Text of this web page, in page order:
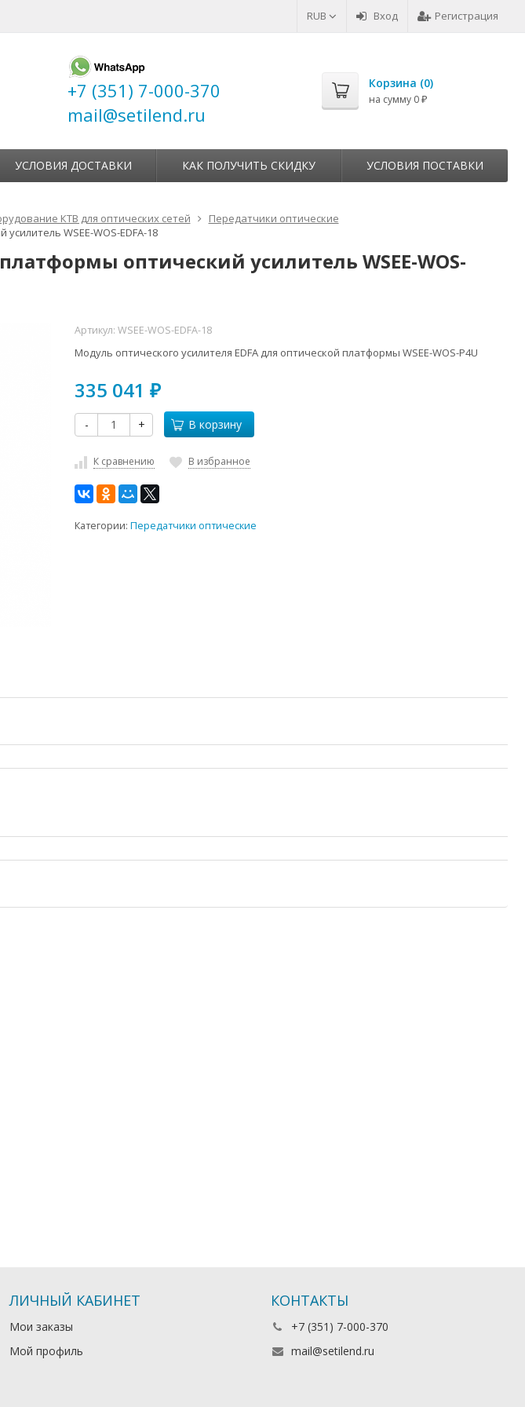
RUB Вход Регистрация
+7 (351) 7-000-370
mail@setilend.ru
Корзина (0)
на сумму 0 ₽
УСЛОВИЯ ДОСТАВКИ КАК ПОЛУЧИТЬ СКИДКУ УСЛОВИЯ ПОСТАВКИ
КТВ для оптических сетей
Передатчики оптические
WSEE-WOS-EDFA-18
оптический усилитель WSEE-WOS-
Артикул:WSEE-WOS-EDFA-18
Модуль оптического усилителя EDFA для оптической платформы WSEE-WOS-P4U
335 041₽
- + В корзину
К сравнению В избранное
Категории:Передатчики оптические
ЛИЧНЫЙ КАБИНЕТ
Мои заказы
Мой профиль
КОНТАКТЫ
+7 (351) 7-000-370
mail@setilend.ru